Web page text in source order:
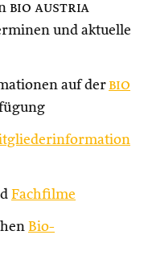
bio austria
und aktuelle
auf der bio
Fachfilme
Bio-